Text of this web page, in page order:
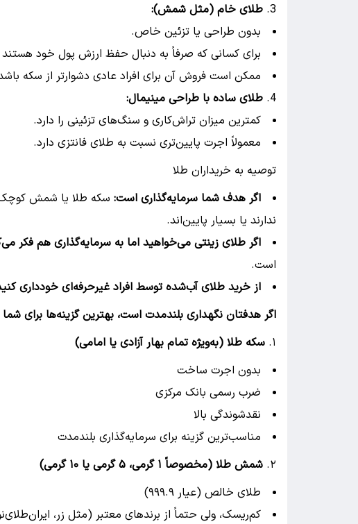
طلای خام (مثل شمش):
بدون طراحی یا تزئین خاص.
برای کسانی که صرفاً به دنبال حفظ ارزش پول خود
ممکن است فروش آن برای افراد عادی دشوارتر از سکه
طلای ساده با طراحی مینیمال:
کمترین میزان تراش‌کاری و سنگ‌های تزئینی را دارد.
معمولاً اجرت پایین‌تری نسبت به طلای فانتزی دارد.
توصیه به خریداران طلا
اگر هدف شما سرمایه‌گذاری است: سکه طلا یا شمش کوچک
ندارند یا بسیار پایین‌اند.
اگر طلای زینتی می‌خواهید اما به سرمایه‌گذاری هم فکر
است.
از خرید طلای آب‌شده توسط افراد غیرحرفه‌ای خودداری
اگر هدفتان نگهداری بلندمدت است، بهترین گزینه‌ها برای شما
۱. سکه طلا (به‌ویژه تمام بهار آزادی یا امامی)
بدون اجرت ساخت
ضرب رسمی بانک مرکزی
نقدشوندگی بالا
مناسب‌ترین گزینه برای سرمایه‌گذاری بلندمدت
۲. شمش طلا (مخصوصاً ۱ گرمی، ۵ گرمی یا ۱۰ گرمی)
طلای خالص (عیار ۹۹۹.۹)
کم‌ریسک، ولی حتماً از برندهای معتبر (مثل زر،